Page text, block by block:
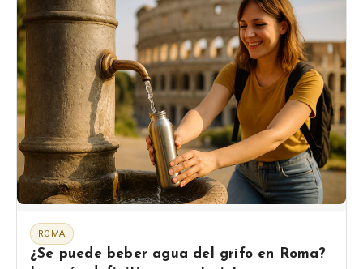
ROMA
¿Se puede beber agua del grifo en Roma?